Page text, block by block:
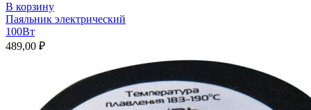
В корзину
Паяльник электрический
100Вт
489,00 ₽